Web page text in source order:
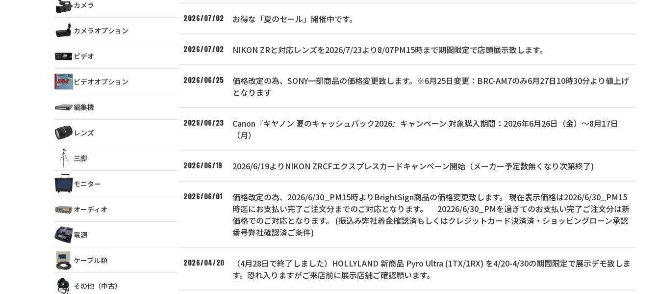
2026/07/02 お得な「夏のセール」開催中です。
2026/07/02 NIKON ZRと対応レンズを2026/7/23より8/07PM15時まで期間限定で店頭展示致します。
2026/06/25
価格改定の為、SONY一部商品の価格変更致します。※6月25日変更：BRC-AM7のみ6月27日10時30分より値上げ
となります
2026/06/23
Canon『キヤノン 夏のキャッシュバック2026』キャンペーン 対象購入期間：2026年6月26日（金）～8月17日
（月）
2026/06/19 2026/6/19よりNIKON ZRCFエクスプレスカードキャンペーン開始（メーカー予定数無くなり次第終了)
2026/06/01
価格改定の為、2026/6/30_PM15時よりBrightSign商品の価格変更致します。 現在表示価格は2026/6/30_PM15
時迄にお支払い完了ご注文分までのご対応となります。 20226/6/30_PMを過ぎてのお支払い完了ご注文分は新
価格でのご対応となります。 (振込み弊社着金確認済もしくはクレジットカード決済済・ショッピングローン承認
番号弊社確認済ご条件)
2026/04/20
（4月28日で終了しました）HOLLYLAND 新商品 Pyro Ultra (1TX/1RX) を4/20-4/30の期間限定で展示デモ致しま
す。恐れ入りますがご来店前に展示店舗ご確認願います。
カメラ
カメラオプション
ビデオ
ビデオオプション
編集機
レンズ
三脚
モニター
オーディオ
電源
ケーブル類
その他（中古）